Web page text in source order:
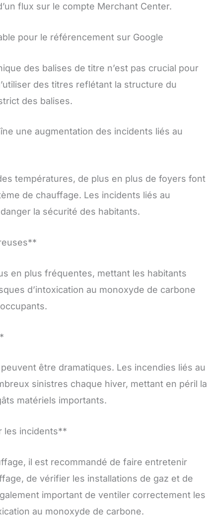
flux sur le compte Merchant Center.
pour le référencement sur Google
des balises de titre n’est pas crucial pour
des titres reflétant la structure du
des balises.
une augmentation des incidents liés au
températures, de plus en plus de foyers font
de chauffage. Les incidents liés au
la sécurité des habitants.
en plus fréquentes, mettant les habitants
d’intoxication au monoxyde de carbone
être dramatiques. Les incendies liés au
sinistres chaque hiver, mettant en péril la
matériels importants.
les incidents**
il est recommandé de faire entretenir
de vérifier les installations de gaz et de
important de ventiler correctement les
au monoxyde de carbone.